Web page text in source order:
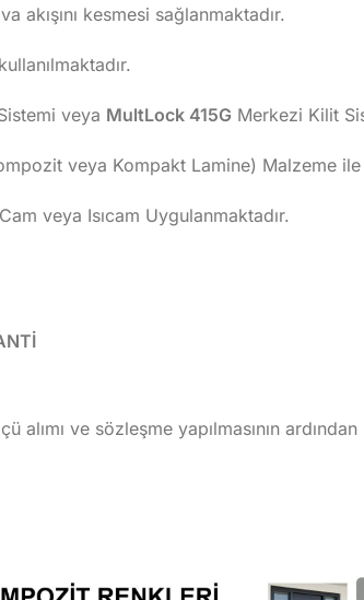
akışını kesmesi sağlanmaktadır.
veya MultLock 415G Merkezi Kilit
veya Kompakt Lamine) Malzeme
veya Isıcam Uygulanmaktadır.
alımı ve sözleşme yapılmasının